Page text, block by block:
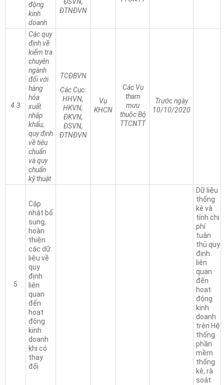
động
kinh
doanh
ĐSVN,
ĐTNĐVN
4.3
Các quy
định về
kiểm tra
chuyên
ngành
đối với
hàng
hóa
xuất
nhập
khẩu;
quy định
về tiêu
chuẩn
và quy
chuẩn
kỹ thuật
TCĐBVN
Các Cục:
HHVN,
HKVN,
ĐKVN,
ĐSVN,
ĐTNĐVN
Vụ
KHCN
Các Vụ
tham
mưu
thuộc Bộ
TTCNTT
Trước ngày
10/10/2020
5
Cập
nhật bổ
sung,
hoàn
thiện
các dữ
liệu về
quy
định
liên
quan
đến
hoạt
động
kinh
doanh
khi có
thay
đổi
Dữ liệu
thống
kê và
tính chi
phí
tuân
thủ quy
định
liên
quan
đến
hoạt
động
kinh
doanh
trên Hệ
thống
phần
mềm
thống
kê, rà
soát.